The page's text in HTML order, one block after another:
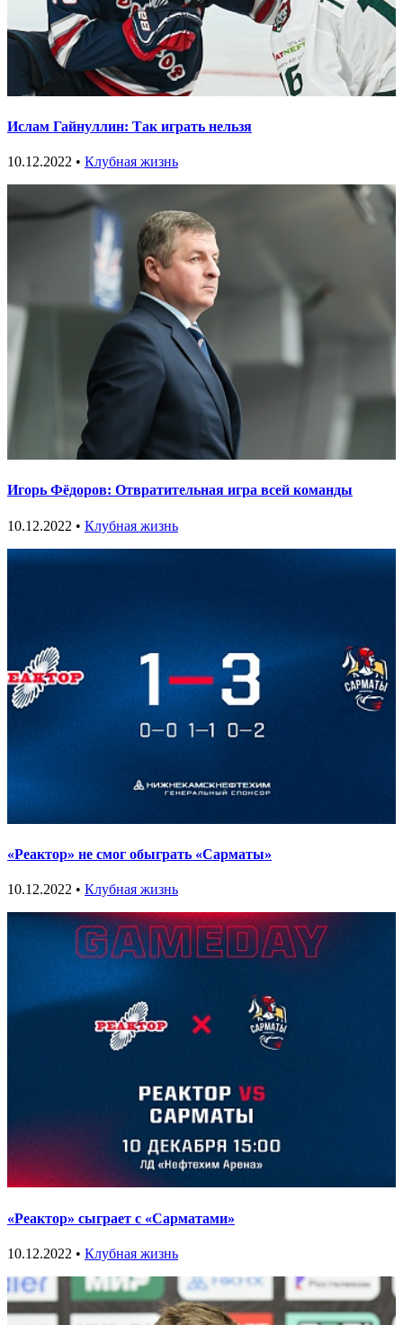
Ислам Гайнуллин: Так играть нельзя
10.12.2022 • Клубная жизнь
Игорь Фёдоров: Отвратительная игра всей команды
10.12.2022 • Клубная жизнь
«Реактор» не смог обыграть «Сарматы»
10.12.2022 • Клубная жизнь
«Реактор» сыграет с «Сарматами»
10.12.2022 • Клубная жизнь